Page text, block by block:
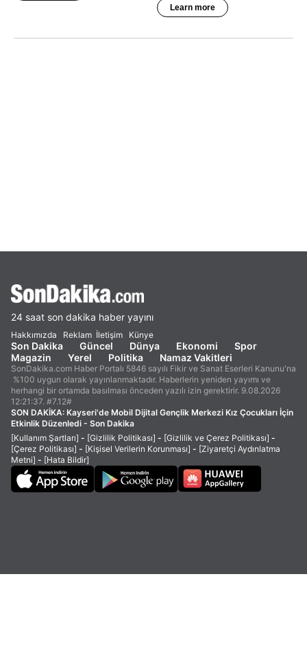
24 saat son dakika haber yayını
Hakkımızda Reklam İletişim Künye
Son Dakika Güncel Dünya Ekonomi
Spor
Magazin
Yerel Politika Namaz Vakitleri
SonDakika.com Haber Portalı 5846 sayılı Fikir ve Sanat Eserleri Kanunu'na
%100 uygun olarak yayınlanmaktadır. Haberlerin yeniden yayımı ve
herhangi bir ortamda basılması önceden yazılı izin gerektirir. 9.08.2026
12:21:37. #7.12#
SON DAKİKA: Kayseri'de Mobil Dijital Gençlik Merkezi Kız Çocukları İçin
Etkinlik Düzenledi - Son Dakika
[Kullanım Şartları] - [Gizlilik Politikası] - [Gizlilik ve Çerez Politikası] -
[Çerez Politikası] - [Kişisel Verilerin Korunması] - [Ziyaretçi Aydınlatma
Metni] - [Hata Bildir]